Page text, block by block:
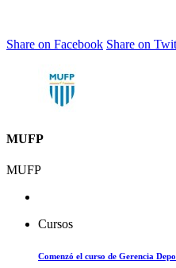
Share on Facebook Share on
MUFP
MUFP
Cursos
Comenzó el curso de Gerencia